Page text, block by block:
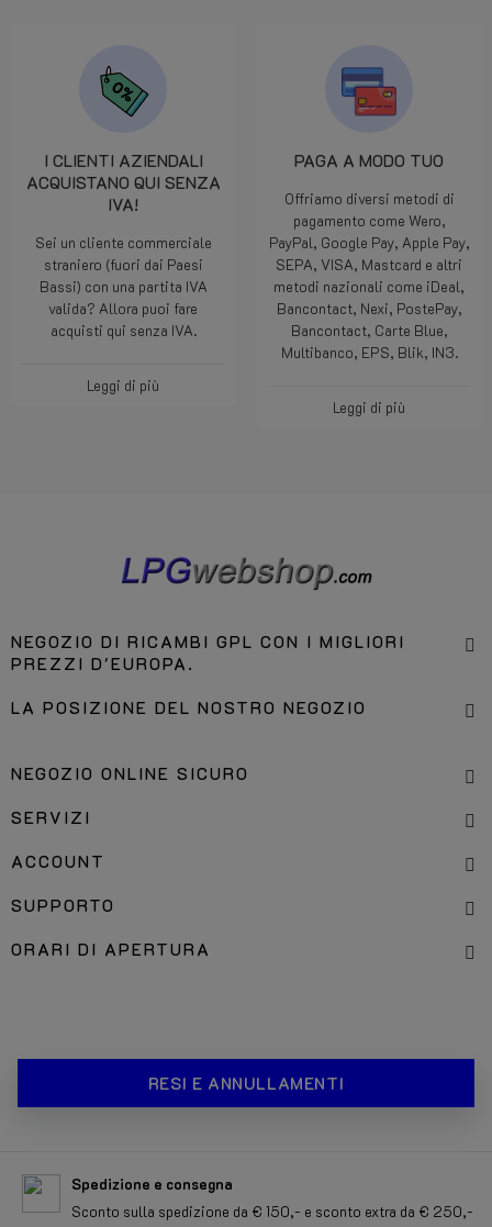
I CLIENTI AZIENDALI
ACQUISTANO QUI SENZA
IVA!
Sei un cliente commerciale
straniero (fuori dai Paesi
Bassi) con una partita IVA
valida? Allora puoi fare
acquisti qui senza IVA.
Leggi di più
PAGA A MODO TUO
Offriamo diversi metodi di
pagamento come Wero,
PayPal, Google Pay, Apple Pay,
SEPA, VISA, Mastcard e altri
metodi nazionali come iDeal,
Bancontact, Nexi, PostePay,
Bancontact, Carte Blue,
Multibanco, EPS, Blik, IN3.
Leggi di più
NEGOZIO DI RICAMBI GPL CON I MIGLIORI
PREZZI D'EUROPA.
LA POSIZIONE DEL NOSTRO NEGOZIO
NEGOZIO ONLINE SICURO
SERVIZI
ACCOUNT
SUPPORTO
ORARI DI APERTURA
RESI E ANNULLAMENTI
Spedizione e consegna
Sconto sulla spedizione da € 150,- e sconto extra da € 250,-